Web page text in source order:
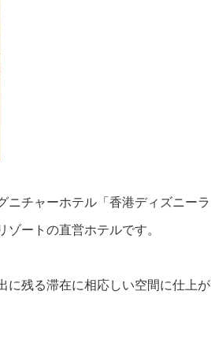
ニチャーホテル「香港ディズニーラ
ートの直営ホテルです。
に残る滞在に相応しい空間に仕上が